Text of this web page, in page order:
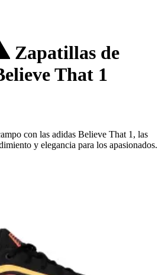
Zapatillas de
That 1
con las adidas Believe That 1, las
y elegancia para los apasionados.